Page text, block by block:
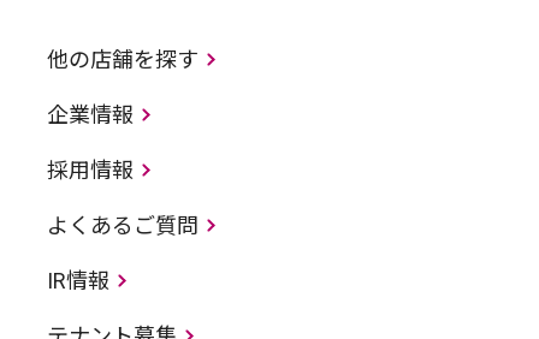
他の店舗を探す
企業情報
採用情報
よくあるご質問
IR情報